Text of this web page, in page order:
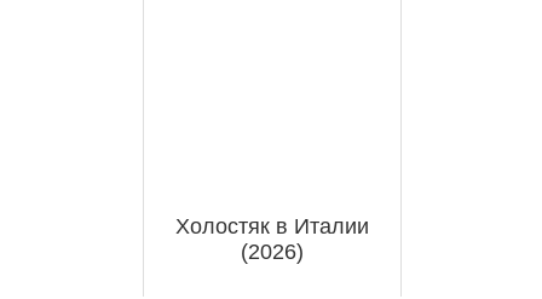
Холостяк в Италии
(2026)